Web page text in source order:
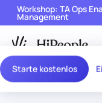
Starte kostenlos
Workshop: TA Ops
Management
Assessment Library